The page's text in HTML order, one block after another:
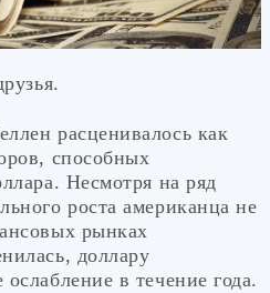
расценивалось как
способных
Несмотря на ряд
роста американца не
рынках
доллару
в течение года.